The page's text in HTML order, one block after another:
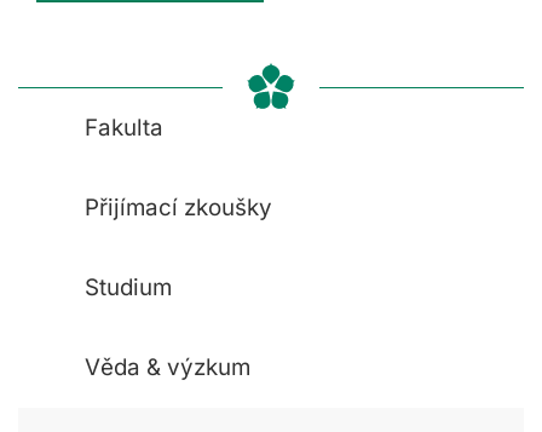
Fakulta
Přijímací zkoušky
Studium
Věda & výzkum